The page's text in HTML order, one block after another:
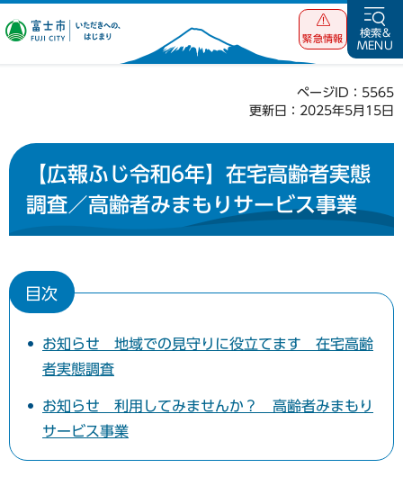
富士市 いただ
緊急情報
検索&
MENU
ページID：5565
更新日：2025年5月15日
【広報ふじ令和6年】在宅高齢者実態
調査／高齢者みまもりサービス事業
目次
お知らせ 地域での見守りに役立てます 在宅高齢
者実態調査
お知らせ 利用してみませんか？ 高齢者みまもり
サービス事業